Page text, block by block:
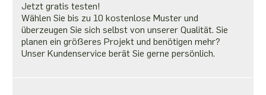
Jetzt gratis testen!
Wählen Sie bis zu 10 kostenlose Muster und
überzeugen Sie sich selbst von unserer Qualität. Sie
planen ein größeres Projekt und benötigen mehr?
Unser Kundenservice berät Sie gerne persönlich.